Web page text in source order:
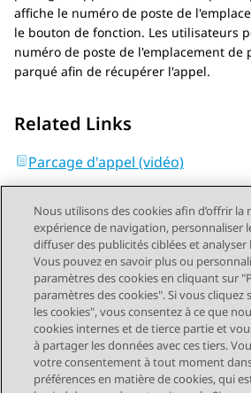
affiche le numéro de poste de
le bouton de fonction. Les utilisateurs
numéro de poste de l'emplacement de
parqué afin de récupérer l'appel.
Related Links
Parcage d'appel (vidéo)
Send Feedback
Navigation par sujet
Sujet précédent
Nous utilisons des cookies afin d’offrir la
expérience de navigation, personnaliser
diffuser des publicités ciblées et
Vous pouvez en savoir plus ou
paramètres des cookies en cliquant sur
paramètres des cookies". Si vous cliquez
les cookies", vous consentez à ce que
cookies internes et de tierce partie et
à partager les données avec ces tiers.
votre consentement à tout moment
préférences en matière de cookies, qui